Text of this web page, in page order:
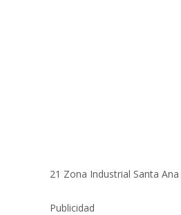
21 Zona Industrial Santa Ana
Publicidad